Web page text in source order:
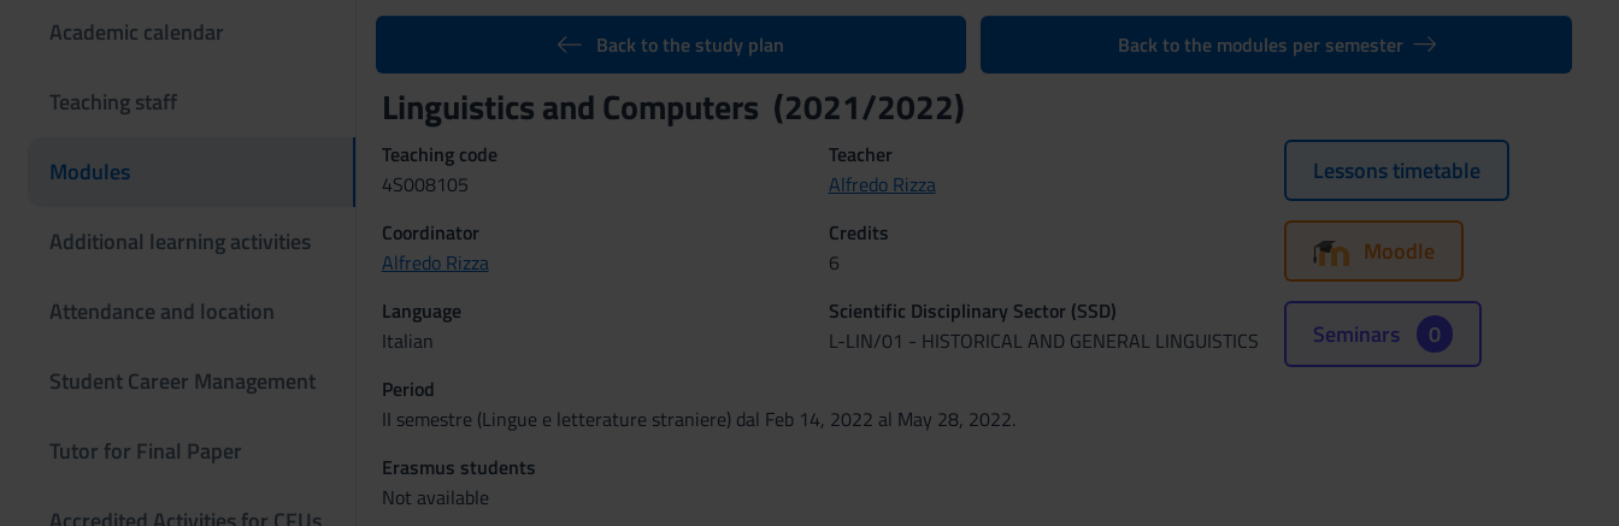
Academic calendar
Teaching staff
Modules
Additional learning activities
Attendance and location
Student Career Management
Tutor for Final Paper
Back to the study plan Back to the modules per semester
Linguistics and Computers (2021/2022)
Teaching code
4S008105
Teacher
Alfredo Rizza
Coordinator
Alfredo Rizza
Credits
6
Language
Italian
Scientific Disciplinary Sector (SSD)
L-LIN/01 - HISTORICAL AND GENERAL LINGUISTICS
Period
II semestre (Lingue e letterature straniere) dal Feb 14, 2022 al May 28, 2022.
Erasmus students
Not available
Lessons timetable
Moodle
Seminars 0